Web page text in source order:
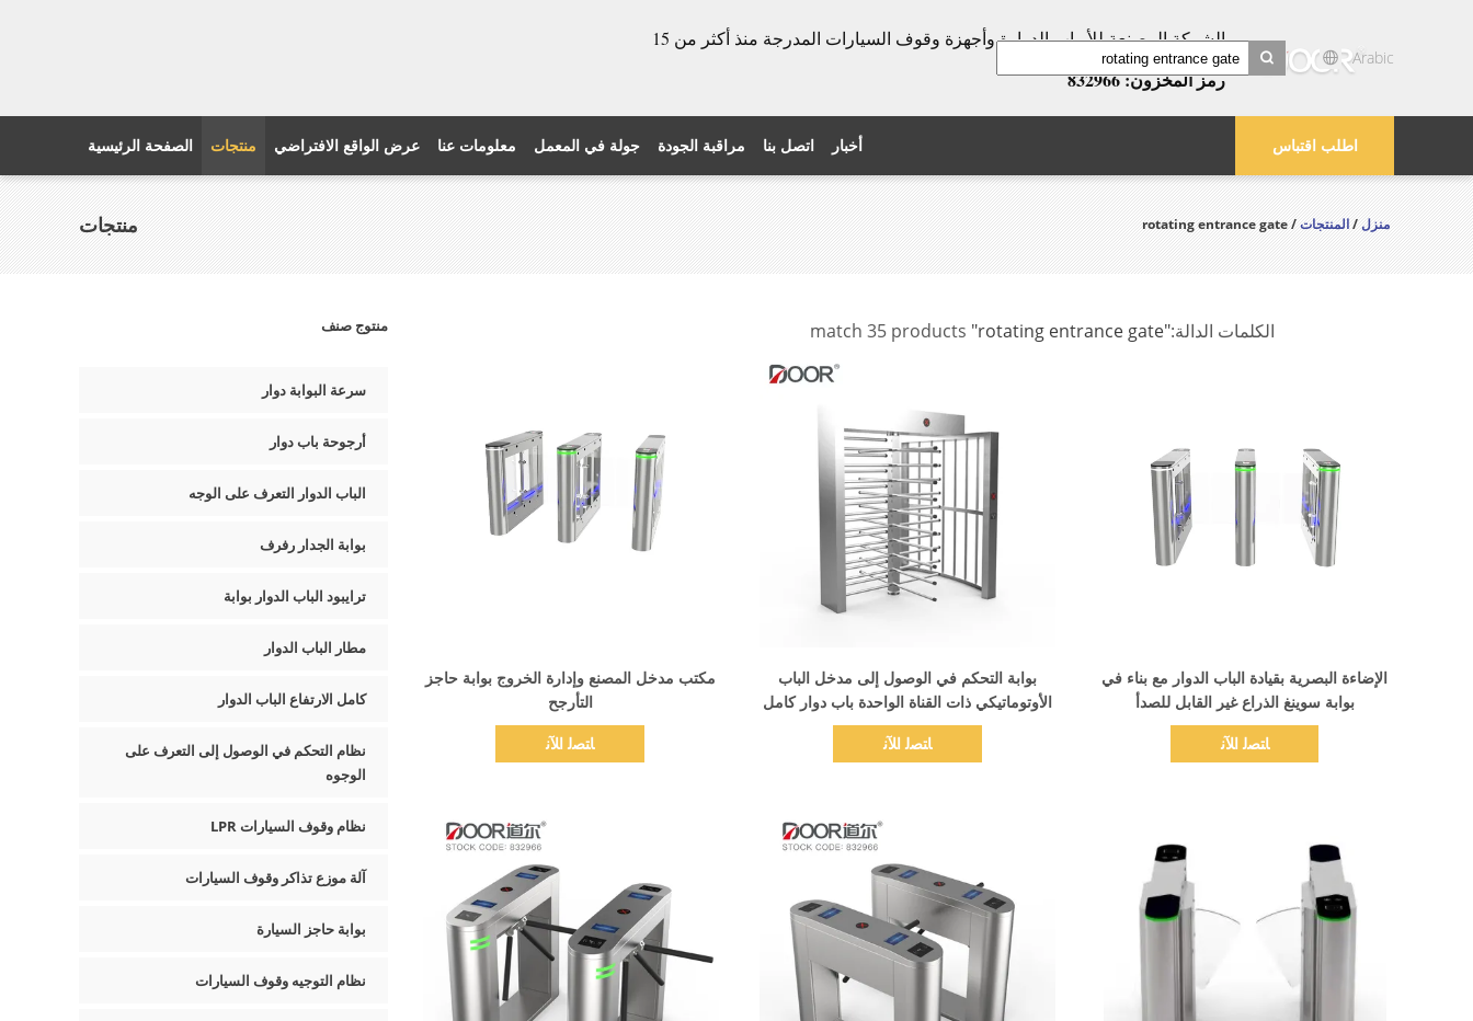
الشركة المصنعة للأبواب الدوارة وأجهزة وقوف السيارات المدرجة منذ أكثر من 15
عامًا!
رمز المخزون: 832966
Arabic
اطلب اقتباس الصفحة الرئيسية منتجات عرض الواقع الافتراضي معلومات عنا جولة في المعمل مراقبة الجودة اتصل بنا أخبار
منتجات منزل/المنتجات/ rotating entrance gate
منتوج صنف
سرعة البوابة دوار
أرجوحة باب دوار
الباب الدوار التعرف على الوجه
بوابة الجدار رفرف
ترايبود الباب الدوار بوابة
مطار الباب الدوار
كامل الارتفاع الباب الدوار
نظام التحكم في الوصول إلى التعرف على
الوجوه
نظام وقوف السيارات LPR
آلة موزع تذاكر وقوف السيارات
بوابة حاجز السيارة
نظام التوجيه وقوف السيارات
الكلمات الدالة:"rotating entrance gate"
مكتب مدخل المصنع وإدارة الخروج بوابة حاجز
التأرجح
ﺎﺘﺼﻟ ﺍﻶﻧ
بوابة التحكم في الوصول إلى مدخل الباب
الأوتوماتيكي ذات القناة الواحدة باب دوار كامل
الارتفاع لمشروع الأمن
ﺎﺘﺼﻟ ﺍﻶﻧ
الإضاءة البصرية بقيادة الباب الدوار مع بناء في
بوابة سوينغ الذراع غير القابل للصدأ
ﺎﺘﺼﻟ ﺍﻶﻧ